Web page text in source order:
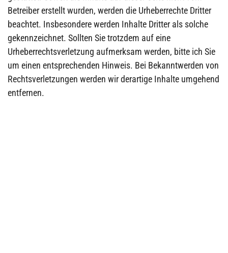
Betreiber erstellt wurden, werden die Urheberrechte Dritter
beachtet. Insbesondere werden Inhalte Dritter als solche
gekennzeichnet. Sollten Sie trotzdem auf eine
Urheberrechtsverletzung aufmerksam werden, bitte ich Sie
um einen entsprechenden Hinweis. Bei Bekanntwerden von
Rechtsverletzungen werden wir derartige Inhalte umgehend
entfernen.